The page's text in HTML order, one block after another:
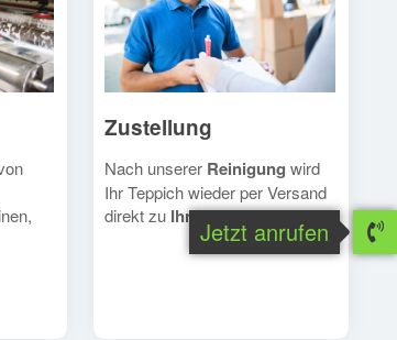
Zustellung
Nach unserer Reinigung wird
Ihr Teppich wieder per Versand
direkt zu Ihnengeschickt.
Jetzt anrufen